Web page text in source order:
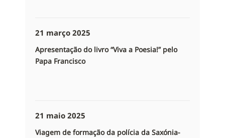
21 março 2025
Apresentação do livro “Viva a Poesia!” pelo
Papa Francisco
21 maio 2025
Viagem de formação da polícia da Saxónia-